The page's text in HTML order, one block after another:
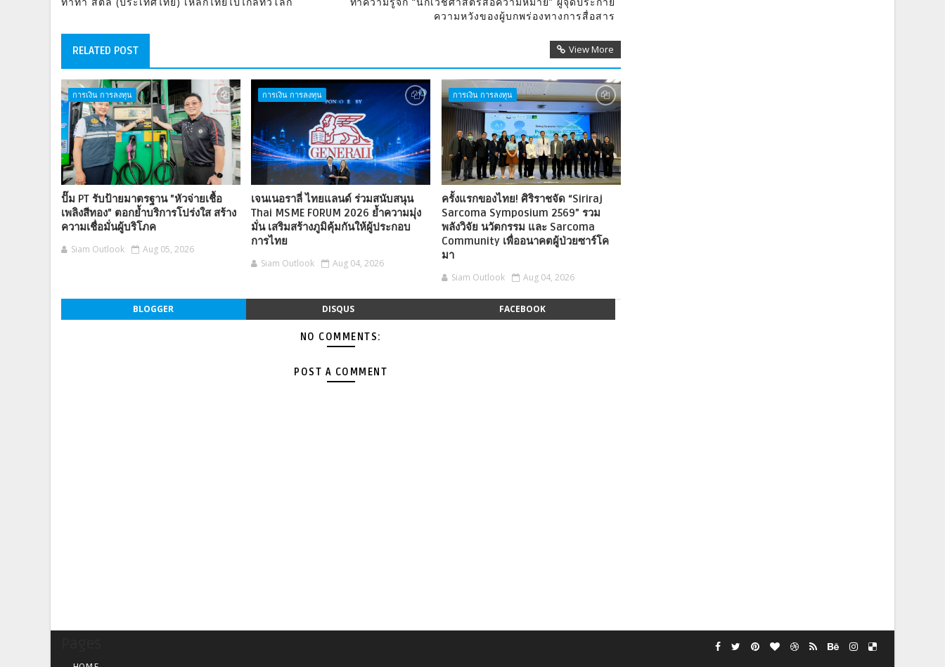
ความหวังของผู้บกพร่องทางการสื่อสาร
RELATED POST View More
การเงิน การลงทุน
ปั๊ม PT รับป้ายมาตรฐาน "หัวจ่ายเชื้อ
เพลิงสีทอง" ตอกย้ำบริการโปร่งใส สร้าง
ความเชื่อมั่นผู้บริโภค
Siam Outlook Aug 05, 2026
การเงิน การลงทุน
เจนเนอราลี่ ไทยแลนด์ ร่วมสนับสนุน
Thai MSME FORUM 2026 ย้ำความมุ่ง
มั่น เสริมสร้างภูมิคุ้มกันให้ผู้ประกอบ
การไทย
Siam Outlook Aug 04, 2026
การเงิน การลงทุน
ครั้งแรกของไทย! ศิริราชจัด “Siriraj
Sarcoma Symposium 2569” รวม
พลังวิจัย นวัตกรรม และ Sarcoma
Community เพื่ออนาคตผู้ป่วยซาร์โค
มา
Siam Outlook Aug 04, 2026
BLOGGER DISQUS FACEBOOK
NO COMMENTS:
POST A COMMENT